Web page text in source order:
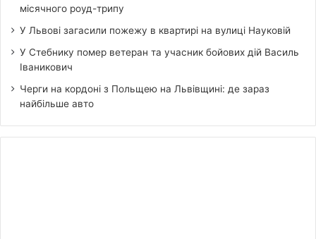
місячного роуд-трипу
У Львові загасили пожежу в квартирі на вулиці Науковій
У Стебнику помер ветеран та учасник бойових дій Василь
Іваникович
Черги на кордоні з Польщею на Львівщині: де зараз
найбільше авто